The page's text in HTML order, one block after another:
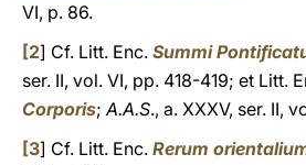
VI, p. 86.
[2] Cf. Litt. Enc. Summi
ser. II, vol. VI, pp. 418-419; et Litt.
Corporis;A.A.S., a. XXXV, ser. II,
[3] Cf. Litt. Enc. Rerum